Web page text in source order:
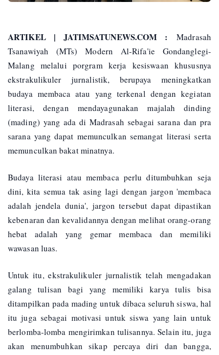
ARTIKEL | JATIMSATUNEWS.COM :Madrasah
Tsanawiyah (MTs) Modern Al-Rifa'ie Gondanglegi-
Malang melalui porgram kerja kesiswaan khususnya
ekstrakulikuler jurnalistik, berupaya meningkatkan
budaya membaca atau yang terkenal dengan kegiatan
literasi, dengan mendayagunakan majalah dinding
(mading) yang ada di Madrasah sebagai sarana dan pra
sarana yang dapat memunculkan semangat literasi serta
memunculkan bakat minatnya.
Budaya literasi atau membaca perlu ditumbuhkan seja
dini, kita semua tak asing lagi dengan jargon 'membaca
adalah jendela dunia', jargon tersebut dapat dipastikan
kebenaran dan kevalidannya dengan melihat orang-orang
hebat adalah yang gemar membaca dan memiliki
wawasan luas.
Untuk itu, ekstrakulikuler jurnalistik telah mengadakan
galang tulisan bagi yang memiliki karya tulis bisa
ditampilkan pada mading untuk dibaca seluruh siswa, hal
itu juga sebagai motivasi untuk siswa yang lain untuk
berlomba-lomba mengirimkan tulisannya. Selain itu, juga
akan menumbuhkan sikap percaya diri dan bangga,